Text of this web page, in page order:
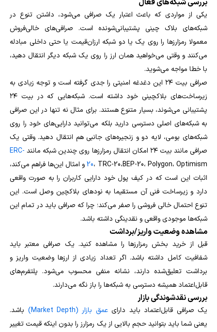
بررسی شبکه‌های فعال
یکی از مواردی که باعث اعتبار یک صرافی می‌شود، داشتن تنوع در
شبکه‌های بلاک چینی پشتیبانی‌شونده است. صرافی‌های خالی‌فروش
معمولا رمزارزها را روی یک یا دو شبکه ارزان‌قیمت یا حتی داخلی مبادله
می‌کنند و وقتی می‌خواهید همان ارز را روی یک شبکه دیگر انتقال دهید،
با خطا مواجه می‌شوید.
صرافی بیت ۲۴ این دغدغه امنیتی را جدی گرفته است و توجه زیادی به
زیرساخت‌های بلاکچینی خود داشته است. شبکه‌هایی که در بیت ۲۴
پشتیبانی می‌شوند، بسیار متنوع هستند. برای مثال نه تنها در این صرافی
به شبکه‌های اصلی دسترسی دارید بلکه می‌توانید دارایی‌های خود را روی
شبکه‌های بومی، لایه دو و زنجیره‌های جانبی هم انتقال دهید. وقتی یک
صرافی مانند بیت ۲۴ امکان انتقال رمزارزها روی چندین شبکه مانند
ERC-
20، TRC-20،BEP-20، Polygon، Optimism و امثال این‌ها فراهم می‌کند،
اثبات این است که در کیف پول خود دارایی کاربران را به صورت واقعی
دارد و زیرساخت فنی آن مستقیما به نودهای بلاکچین وصل است. این
تنوع احتمال خالی فروشی را صفر می‌کند؛ چرا که صرافی باید در تمام این
شبکه‌ها موجودی واقعی و نقدینگی داشته باشد.
مشاهده وضعیت واریز/برداشت
قبل از خرید بخش رمزارزها را مشاهده کنید. یک صرافی معتبر باید
شفافیت کامل داشته باشد. اگر تعداد زیادی از ارزها وضعیت واریز و
برداشت تعلیق‌شده دارند، نشانه منفی محسوب می‌شود. پلتفرم‌های
قابل‌اعتماد همیشه دسترسی به شبکه‌ها را باز نگه می‌دارند.
بررسی نقدشوندگی بازار
یک صرافی قابل‌اعتماد باید دارایعمق بازار (Market Depth)
باشد.
یعنی شما باید بتوانید حجم بالایی از یک رمزارز را بدون اینکه قیمت تغییر